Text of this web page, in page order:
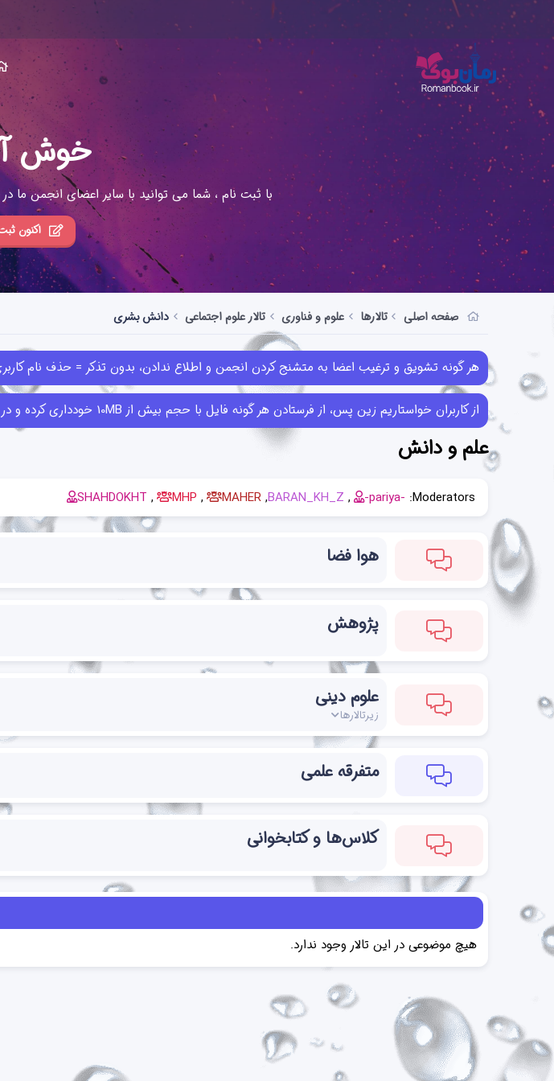
خوش
با ثبت نام ، شما می توانید با سایر اعضای انجمن ما
اکنون
صفحه اصلی تالارها علوم و فناوری تالار علوم اجتماعی دانش بشری
هر گونه تشویق و ترغیب اعضا به متشنج کردن انجمن و اطلاع ندادن، بدون تذکر = حذف نام
از کاربران خواستاریم زین پس، از فرستادن هر گونه فایل با حجم بیش از 10MB خودداری کرده و در صورتی که فایل‌هایی بیش از این حجم را قبلا ارسال کرده‌اند حذف کنند.
علم و دانش
Moderators:
-pariya-
BARAN_KH_Z
MAHER
MHP
SHAHDOKHT
هوا فضا
پژوهش
علوم دینی
زیرتالارها
متفرقه علمی
کلاس‌ها و کتابخوانی
هیچ موضوعی در این تالار وجود ندارد.